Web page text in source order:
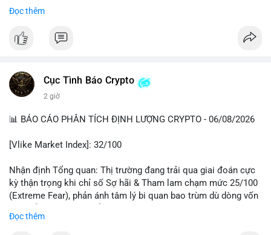
- Vitalik Buterin đề xuất DVT staking bản địa để tăng cường
bảo mật và phi tập trung Ethereum
- Hong Kong phát hành giấy phép stablecoin mới với yêu cầu
tuân thủ nghiêm ngặt
- Trump hy vọng ký vào luật cấu trúc thị trường crypto sớm
nonostante sự bất đồng trong Quốc hội
- Saga’s EVM blockchain ngừng hoạt động sau cuộc tấn công
- Steak ’n Shake cho phép nhân viên nhận lương một phần dưới
#binancesquare #cryptonews
#steaknshake
$btc $eth $sol $xrp $cc#cc$sky#sky$sand#sand
#vlikevn
Đọc thêm
Cục Tình Báo Crypto
2 giờ
📊 BÁO CÁO PHÂN TÍCH ĐỊNH LƯỢNG CRYPTO - 06/08/2026
[Vlike Market Index]: 32/100
Nhận định Tổng quan: Thị trường đang trải qua giai đoán cực
kỳ thận trọng khi chỉ số Sợ hãi & Tham lam chạm mức 25/100
(Extreme Fear), phản ánh tâm lý bi quan bao trùm dù dòng vốn
Đọc thêm